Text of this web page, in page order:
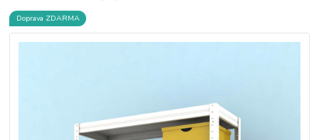
Doprava ZDARMA